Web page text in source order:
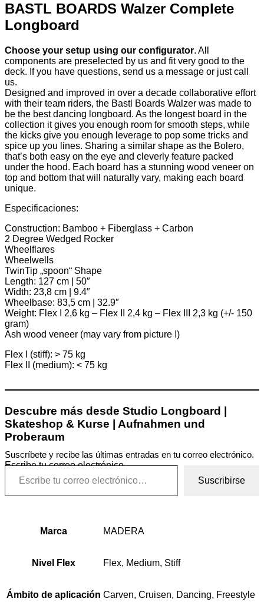
BASTL BOARDS Walzer Complete
Longboard
Choose your setup using our configurator. All
components are preselected by us and fit very good to the
deck. If you have questions, send us a message or just call
us.
Designed and improved in over a decade collaborative effort
with their team riders, the Bastl Boards Walzer was made to
be the best dancing longboard. As the longest board in the
collection it gives you enough room for smooth steps, while
the kicks give you enough leverage to pop some tricks and
spice up you lines. Sharing a similar shape as the Bolero,
that’s both easy on the eye and cleverly feature packed
under the hood. Each board has a stunning wood veneer on
top and bottom that will naturally vary, making each board
unique.
Especificaciones:
Construction: Bamboo + Fiberglass + Carbon
2 Degree Wedged Rocker
Wheelflares
Wheelwells
TwinTip „spoon“ Shape
Length: 127 cm | 50″
Width: 23,8 cm | 9.4″
Wheelbase: 83,5 cm | 32.9″
Weight: Flex I 2,6 kg – Flex II 2,4 kg – Flex III 2,3 kg (+/- 150
gram)
Ash wood veneer (may vary from picture !)
Flex I (stiff): > 75 kg
Flex II (medium): < 75 kg
Descubre más desde Studio Longboard |
Skateshop & Kurse | Aufnahmen und
Proberaum
Suscríbete y recibe las últimas entradas en tu correo electrónico.
Escribe tu correo electrónico…
Suscribirse
Marca MADERA
Nivel Flex Flex, Medium, Stiff
Ámbito de aplicación Carven, Cruisen, Dancing, Freestyle